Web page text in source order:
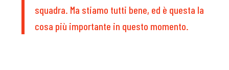
squadra. Ma stiamo tutti bene, ed è questa la
cosa più importante in questo momento.